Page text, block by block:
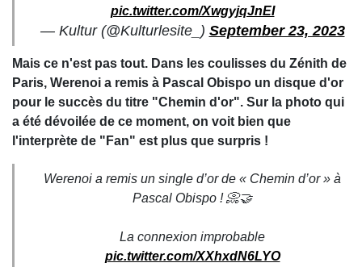
pic.twitter.com/XwgyjqJnEI
— Kultur (@Kulturlesite_) September 23, 2023
Mais ce n'est pas tout. Dans les coulisses du Zénith de
Paris, Werenoi a remis à Pascal Obispo un disque d'or
pour le succès du titre "Chemin d'or". Sur la photo qui
a été dévoilée de ce moment, on voit bien que
l'interprète de "Fan" est plus que surpris !
Werenoi a remis un single d’or de « Chemin d’or » à
Pascal Obispo ! 📀🤝
La connexion improbable
pic.twitter.com/XXhxdN6LYO